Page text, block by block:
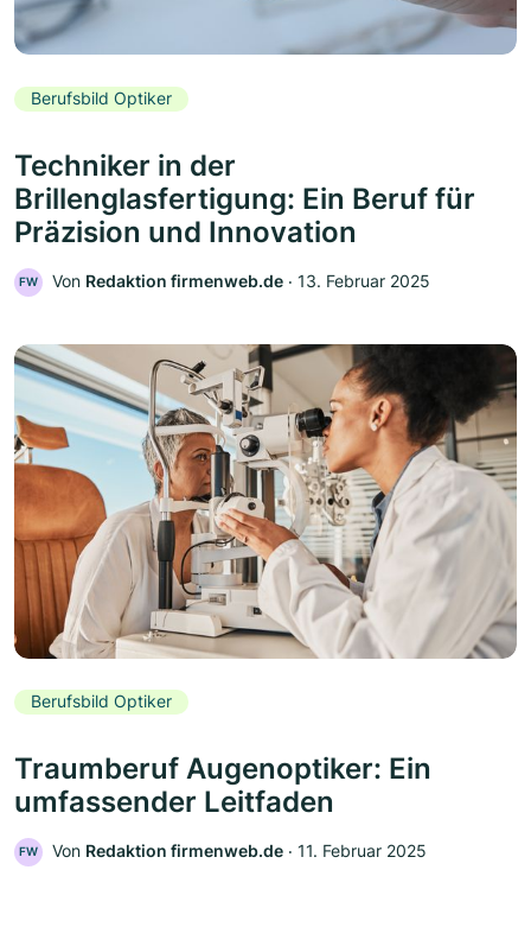
Berufsbild Optiker
Techniker in der
Brillenglasfertigung: Ein Beruf für
Präzision und Innovation
FW Von Redaktion firmenweb.de ‧ 13. Februar 2025
Berufsbild Optiker
Traumberuf Augenoptiker: Ein
umfassender Leitfaden
FW Von Redaktion firmenweb.de ‧ 11. Februar 2025